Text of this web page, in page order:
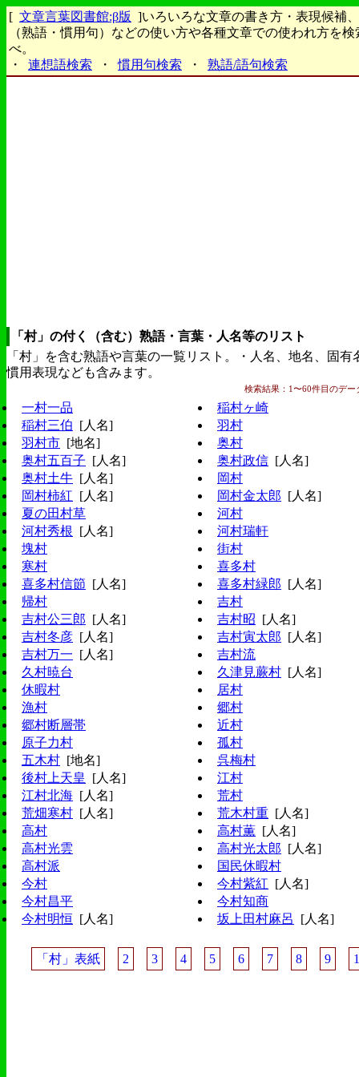
[ 文章言葉図書館:β版 ]いろいろな文章の書き方・表現候補
（熟語・慣用句）などの使い方や各種文章での使われ方を検
べ。
・
連想語検索 ・ 慣用句検索 ・ 熟語/語句検索
「村」の付く（含む）熟語・言葉・人名等のリスト
「村」を含む熟語や言葉の一覧リスト。・人名、地名、固有
慣用表現なども含みます。
検索結果：1〜60件目のデー
一村一品
稲村三伯 [人名]
羽村市 [地名]
奥村五百子 [人名]
奥村土牛 [人名]
岡村柿紅 [人名]
夏の田村草
河村秀根 [人名]
塊村
寒村
喜多村信節 [人名]
帰村
吉村公三郎 [人名]
吉村冬彦 [人名]
吉村万一 [人名]
久村暁台
休暇村
漁村
郷村断層帯
原子力村
五木村 [地名]
後村上天皇
[人名]
江村北海 [人名]
荒畑寒村 [人名]
高村
高村光雲
高村派
今村
今村昌平
今村明恒 [人名]
稲村ヶ崎
羽村
奥村
奥村政信 [人名]
岡村
岡村金太郎 [人名]
河村
河村瑞軒
街村
喜多村
喜多村緑郎 [人名]
吉村
吉村昭 [人名]
吉村寅太郎 [人名]
吉村流
久津見蕨村 [人名]
居村
郷村
近村
孤村
呉梅村
江村
荒村
荒木村重 [人名]
高村薫 [人名]
高村光太郎 [人名]
国民休暇村
今村紫紅 [人名]
今村知商
坂上田村麻呂
[人名]
「村」表紙 2 3 4 5 6 7 8 9